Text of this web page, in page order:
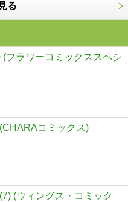
る
フラワーコミックススペシ
コミックス)
(ウィングス・コミック